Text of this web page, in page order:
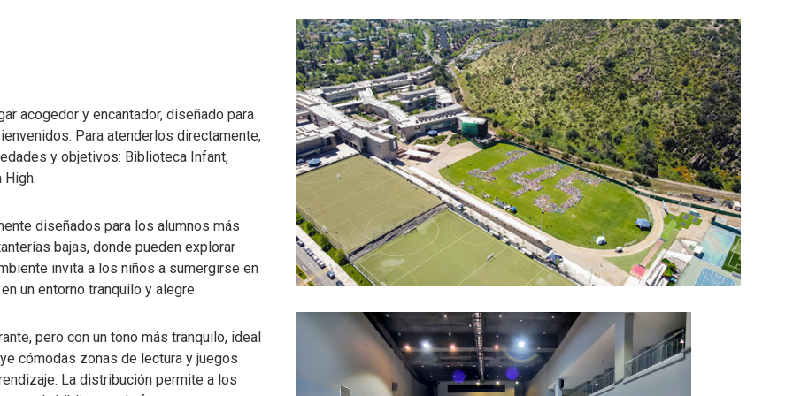
acogedor y encantador, diseñado para
Para atenderlos directamente,
y objetivos: Biblioteca Infant,
diseñados para los alumnos más
bajas, donde pueden explorar
invita a los niños a sumergirse en
un entorno tranquilo y alegre.
pero con un tono más tranquilo, ideal
cómodas zonas de lectura y juegos
La distribución permite a los